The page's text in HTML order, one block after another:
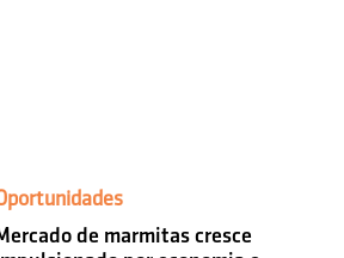
de marmitas cresce